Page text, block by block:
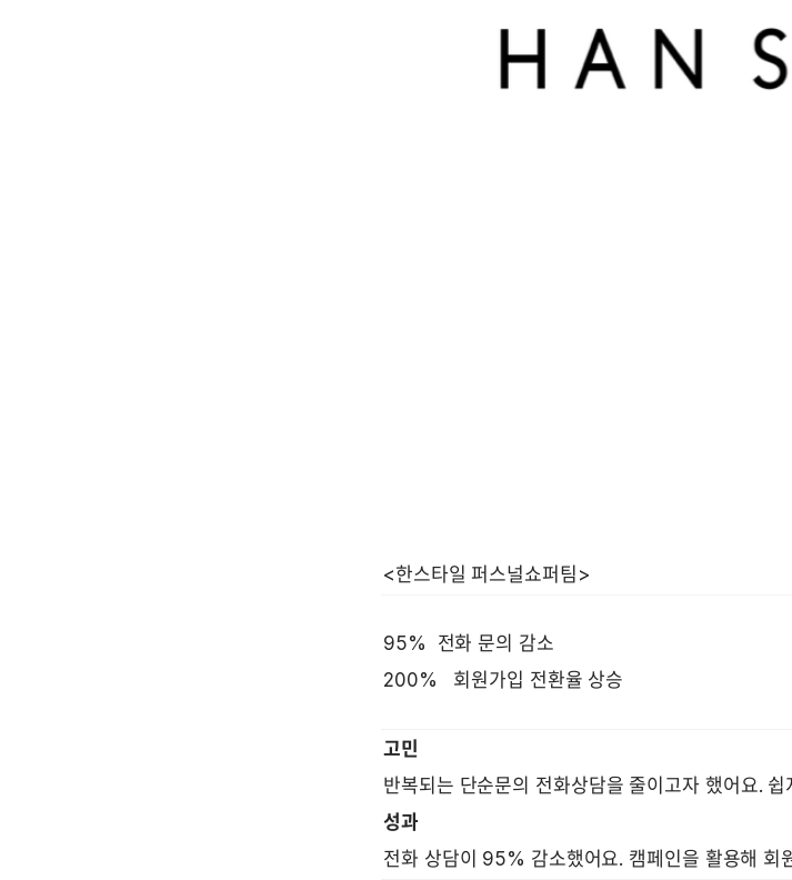
95%  전화 문의 감소
200%   회원가입 전환율 상승
고민
반복되는 단순문의 전화상담을 줄이고자 했어요.
성과
전화 상담이 95% 감소했어요. 캠페인을 활용해